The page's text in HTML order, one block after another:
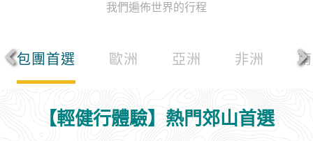
我們遍佈世界的行程
包團首選 歐洲 亞洲 非洲
【輕健行體驗】熱門郊山首選